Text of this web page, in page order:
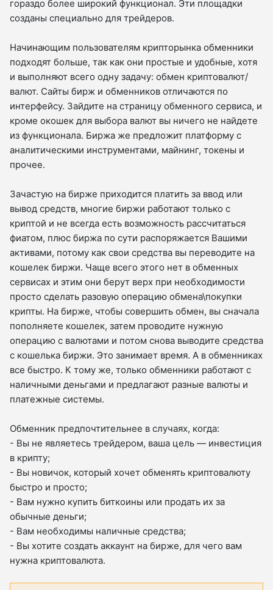
гораздо более широкий функционал. Эти площадки
созданы специально для трейдеров.
Начинающим пользователям крипторынка обменники
подходят больше, так как они простые и удобные, хотя
и выполняют всего одну задачу: обмен криптовалют/
валют. Сайты бирж и обменников отличаются по
интерфейсу. Зайдите на страницу обменного сервиса, и
кроме окошек для выбора валют вы ничего не найдете
из функционала. Биржа же предложит платформу с
аналитическими инструментами, майнинг, токены и
прочее.
Зачастую на бирже приходится платить за ввод или
вывод средств, многие биржи работают только с
криптой и не всегда есть возможность рассчитаться
фиатом, плюс биржа по сути распоряжается Вашими
активами, потому как свои средства вы переводите на
кошелек биржи. Чаще всего этого нет в обменных
сервисах и этим они берут верх при необходимости
просто сделать разовую операцию обмена\покупки
крипты. На бирже, чтобы совершить обмен, вы сначала
пополняете кошелек, затем проводите нужную
операцию с валютами и потом снова выводите средства
с кошелька биржи. Это занимает время. А в обменниках
все быстро. К тому же, только обменники работают с
наличными деньгами и предлагают разные валюты и
платежные системы.
Обменник предпочтительнее в случаях, когда:
- Вы не являетесь трейдером, ваша цель — инвестиция
в крипту;
- Вы новичок, который хочет обменять криптовалюту
быстро и просто;
- Вам нужно купить биткоины или продать их за
обычные деньги;
- Вам необходимы наличные средства;
- Вы хотите создать аккаунт на бирже, для чего вам
нужна криптовалюта.